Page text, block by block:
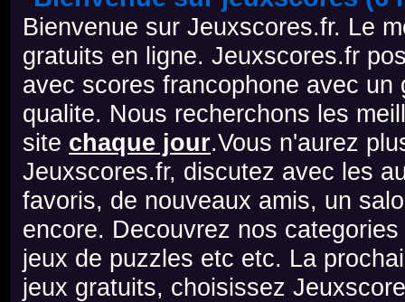
Bienvenue sur Jeuxscores.fr. Le
gratuits en ligne. Jeuxscores.fr
avec scores francophone avec
qualite. Nous recherchons les
site chaque jour.Vous n'aurez
Jeuxscores.fr, discutez avec les
favoris, de nouveaux amis, un
encore. Decouvrez nos
jeux de puzzles etc etc. La
jeux gratuits, choisissez